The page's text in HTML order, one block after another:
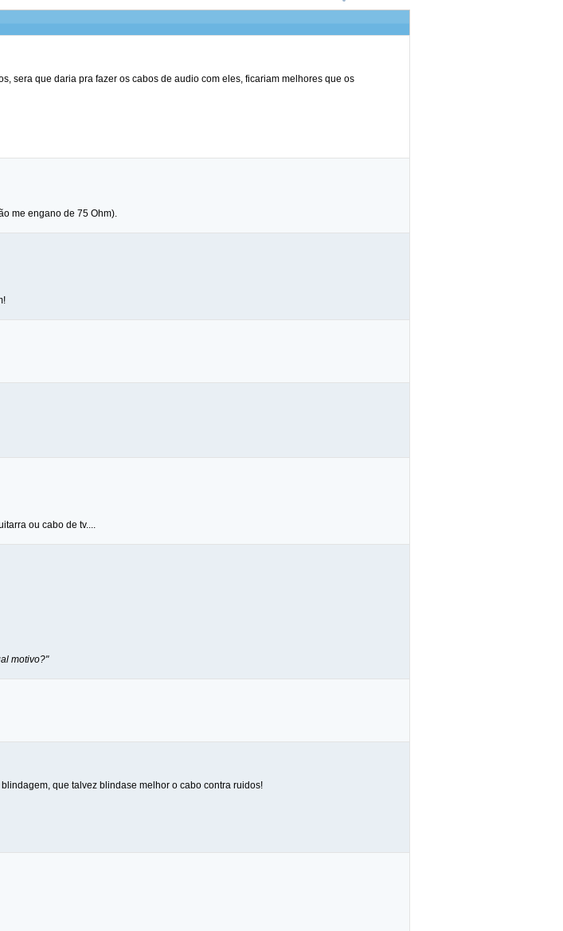
sera que daria pra fazer os cabos de audio com eles, ficariam melhores que os
me engano de 75 Ohm).
ou cabo de tv....
motivo?"
que talvez blindase melhor o cabo contra ruidos!